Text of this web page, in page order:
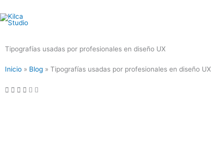
to
content
Tipografías usadas por profesionales en diseño UX
Inicio » Blog » Tipografías usadas por profesionales en diseño UX